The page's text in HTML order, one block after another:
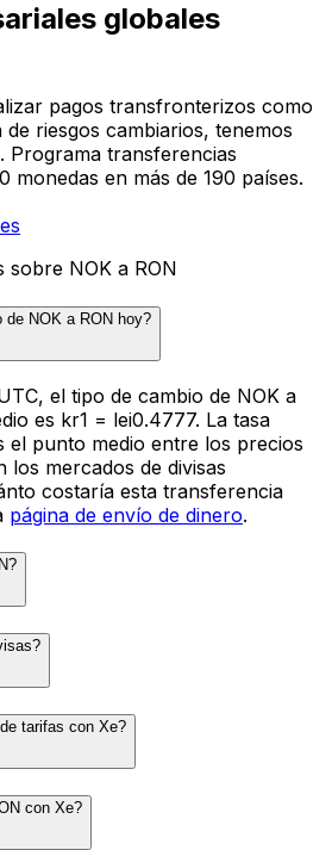
globales
pagos transfronterizos como
riesgos cambiarios, tenemos
Programa transferencias
monedas en más de 190 países.
sobre NOK a RON
de NOK a RON hoy?
el tipo de cambio de NOK a
es kr1 = lei0.4777. La tasa
el punto medio entre los precios
los mercados de divisas
costaría esta transferencia
página de envío de dinero.
tarifas con Xe?
con Xe?